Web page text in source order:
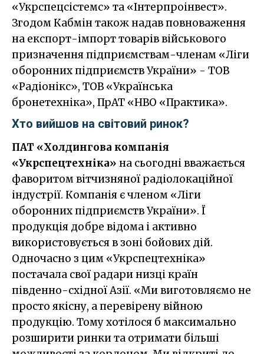
«Укрспецсістемс» та «Інтерпроінвест».
Згодом Кабмін також надав повноваження
на експорт-імпорт товарів військового
призначення підприємствам-членам «Ліги
оборонних підприємств України» - ТОВ
«Радіонікс», ТОВ «Українська
бронетехніка», ПрАТ «НВО «Практика».
Хто вийшов на світовий ринок?
ПАТ «Холдингова компанія
«Укрспецтехніка» на сьогодні вважається
фаворитом вітчизняної радіолокаційної
індустрії. Компанія є членом «Ліги
оборонних підприємств України». Ї
продукція добре відома і активно
використовується в зоні бойових дій.
Одночасно з цим «Укрспецтехніка»
постачала свої радари низці країн
південно-східної Азії. «Ми виготовляємо не
просто якісну, а перевірену війною
продукцію. Тому хотілося б максимально
розширити ринки та отримати більші